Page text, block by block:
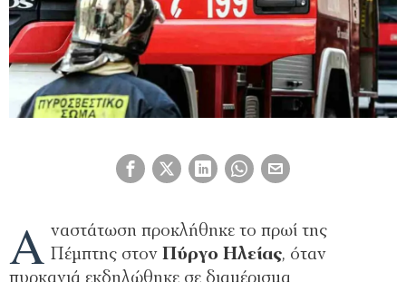
Α ναστάτωση προκλήθηκε το πρωί της
Πέμπτης στον Πύργο Ηλείας, όταν